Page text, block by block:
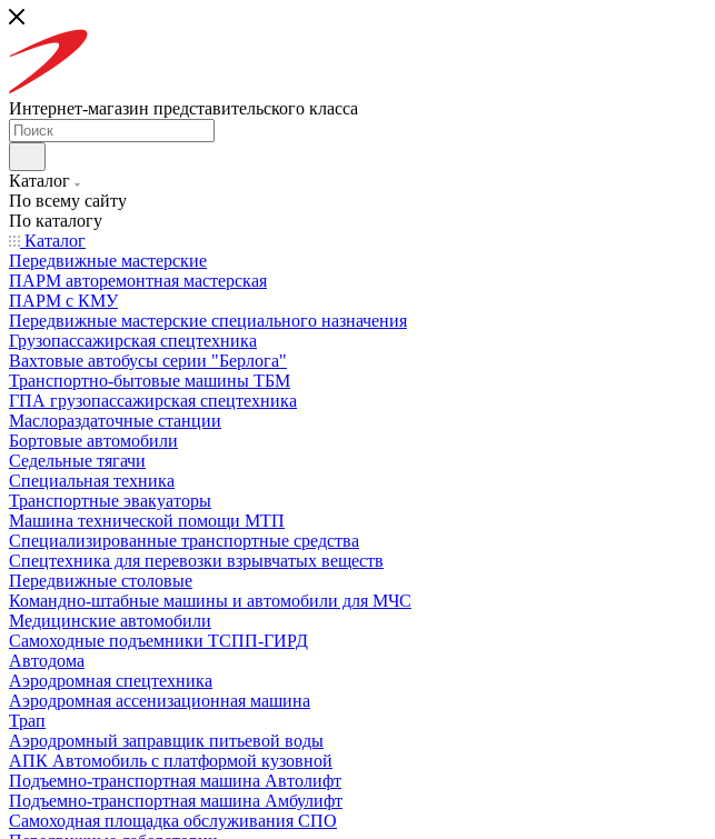
Интернет-магазин представительского класса
Каталог
По всему сайту
По каталогу
Каталог
Передвижные мастерские
ПАРМ авторемонтная мастерская
ПАРМ с КМУ
Передвижные мастерские специального назначения
Грузопассажирская спецтехника
Вахтовые автобусы серии "Берлога"
Транспортно-бытовые машины ТБМ
ГПА грузопассажирская спецтехника
Маслораздаточные станции
Бортовые автомобили
Седельные тягачи
Специальная техника
Транспортные эвакуаторы
Машина технической помощи МТП
Специализированные транспортные средства
Спецтехника для перевозки взрывчатых веществ
Передвижные столовые
Командно-штабные машины и автомобили для МЧС
Медицинские автомобили
Самоходные подъемники ТСПП-ГИРД
Автодома
Аэродромная спецтехника
Аэродромная ассенизационная машина
Трап
Аэродромный заправщик питьевой воды
АПК Автомобиль с платформой кузовной
Подъемно-транспортная машина Автолифт
Подъемно-транспортная машина Амбулифт
Самоходная площадка обслуживания СПО